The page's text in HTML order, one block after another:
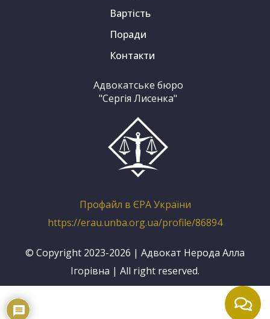
Вартість
Поради
Контакти
Адвокатське бюро
"Сергія Лисенка"
Профайл в ЄРА України
https://erau.unba.org.ua/profile/86894
© Copyright 2023-2026 | Адвокат Нерода Алла
Ігорівна | All right reserved.